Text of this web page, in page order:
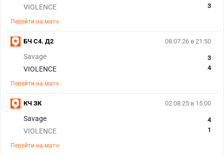
VIOLENCE
3
Перейти на матч
08.07.26 в 21:50
Savage
VIOLENCE
3
4
Перейти на матч
БЧ С4. Д2
02.08.25 в 15:00
Savage
VIOLENCE
4
1
Перейти на матч
КЧ ЗК